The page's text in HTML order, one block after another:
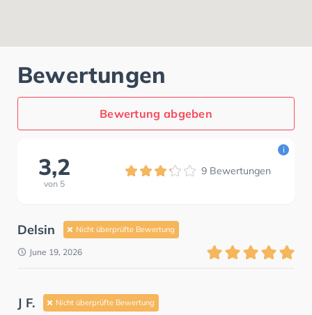
Bewertungen
Bewertung abgeben
3,2
von 5
9 Bewertungen
i
Delsin Nicht überprüfte Bewertung
June 19, 2026
J F. Nicht überprüfte Bewertung